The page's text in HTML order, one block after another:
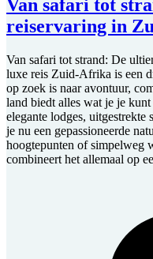
Van safari tot
reiservaring in
Van safari tot strand: De
luxe reis Zuid-Afrika is een
op zoek is naar avontuur,
land biedt alles wat je je
elegante lodges,
je nu een gepassioneerde
hoogtepunten of simpelweg
combineert het allemaal op